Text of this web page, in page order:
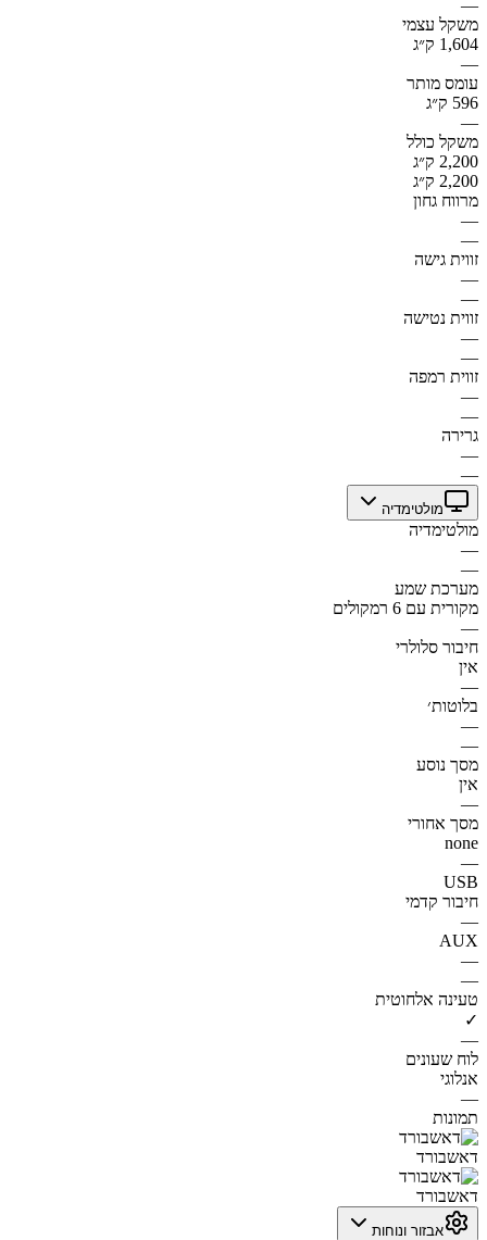
—
משקל עצמי
1,604 ק״ג
—
עומס מותר
596 ק״ג
—
משקל כולל
2,200 ק״ג
2,200 ק״ג
מרווח גחון
—
—
זווית גישה
—
—
זווית נטישה
—
—
זווית רמפה
—
—
גרירה
—
—
מולטימדיה
מולטימדיה
—
—
מערכת שמע
מקורית עם 6 רמקולים
—
חיבור סלולרי
אין
—
בלוטות׳
—
—
מסך נוסע
אין
—
מסך אחורי
none
—
USB
חיבור קדמי
—
AUX
—
—
טעינה אלחוטית
✓
—
לוח שעונים
אנלוגי
—
תמונות
דאשבורד
דאשבורד
אבזור ונוחות